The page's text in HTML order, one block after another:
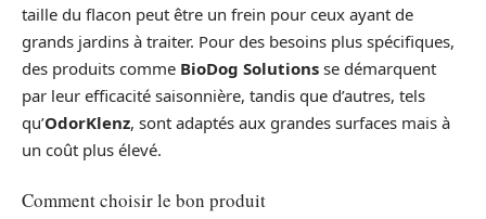
taille du flacon peut être un frein pour ceux ayant de
grands jardins à traiter. Pour des besoins plus spécifiques,
des produits comme BioDog Solutions se démarquent
par leur efficacité saisonnière, tandis que d’autres, tels
qu’OdorKlenz, sont adaptés aux grandes surfaces mais à
un coût plus élevé.
Comment choisir le bon produit